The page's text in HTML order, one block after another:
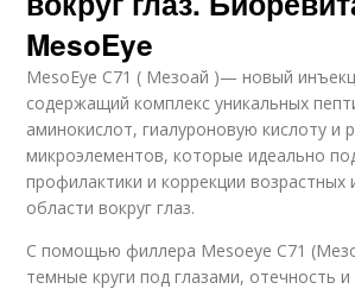
MesoEye
MesoEye C71 ( Мезоай )— новый
содержащий комплекс уникальных
аминокислот, гиалуроновую кислоту и
микроэлементов, которые идеально
профилактики и коррекции возрастных
области вокруг глаз.
С помощью филлера Mesoeye C71
темные круги под глазами, отечность